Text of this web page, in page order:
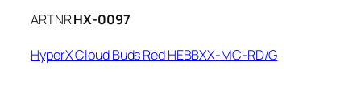
ARTNRHX-0097
HyperX Cloud Buds Red HEBBXX-MC-RD/G